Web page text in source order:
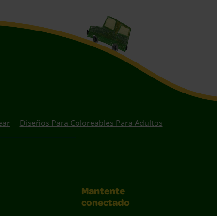
Diseños Para Coloreables Para Adultos
Mantente
conectado